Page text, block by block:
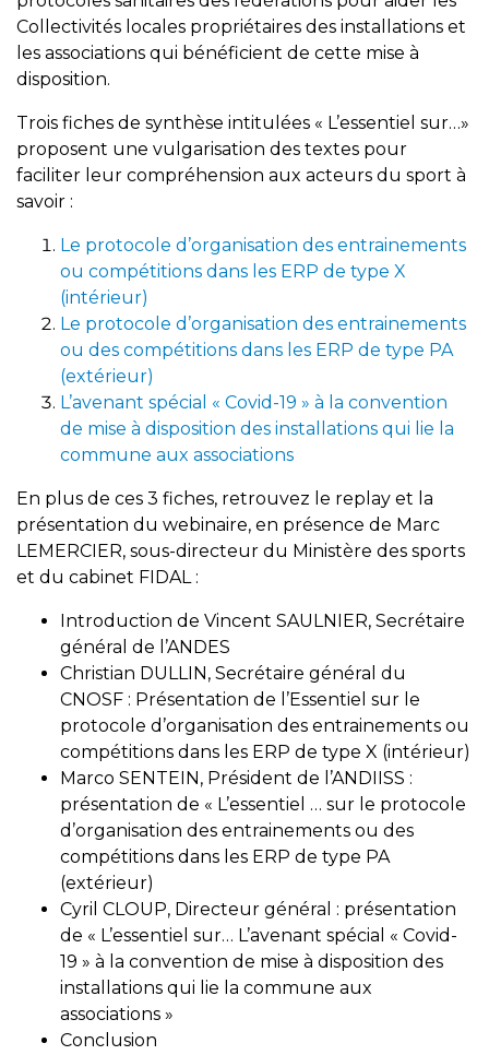
Collectivités locales propriétaires des installations et
les associations qui bénéficient de cette mise à
disposition.
Trois fiches de synthèse intitulées « L’essentiel sur…»
proposent une vulgarisation des textes pour
faciliter leur compréhension aux acteurs du sport à
savoir :
Le protocole d’organisation des entrainements
ou compétitions dans les ERP de type X
(intérieur)
Le protocole d’organisation des entrainements
ou des compétitions dans les ERP de type PA
(extérieur)
L’avenant spécial « Covid-19 » à la convention
de mise à disposition des installations qui lie la
commune aux associations
En plus de ces 3 fiches, retrouvez le replay et la
présentation du webinaire, en présence de Marc
LEMERCIER, sous-directeur du Ministère des sports
et du cabinet FIDAL :
Introduction de Vincent SAULNIER, Secrétaire
général de l’ANDES
Christian DULLIN, Secrétaire général du
CNOSF : Présentation de l’Essentiel sur le
protocole d’organisation des entrainements ou
compétitions dans les ERP de type X (intérieur)
Marco SENTEIN, Président de l’ANDIISS :
présentation de « L’essentiel … sur le protocole
d’organisation des entrainements ou des
compétitions dans les ERP de type PA
(extérieur)
Cyril CLOUP, Directeur général : présentation
de « L’essentiel sur… L’avenant spécial « Covid-
19 » à la convention de mise à disposition des
installations qui lie la commune aux
associations »
Conclusion